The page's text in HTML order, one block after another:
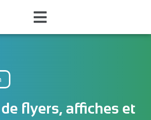
flyers, affiches et